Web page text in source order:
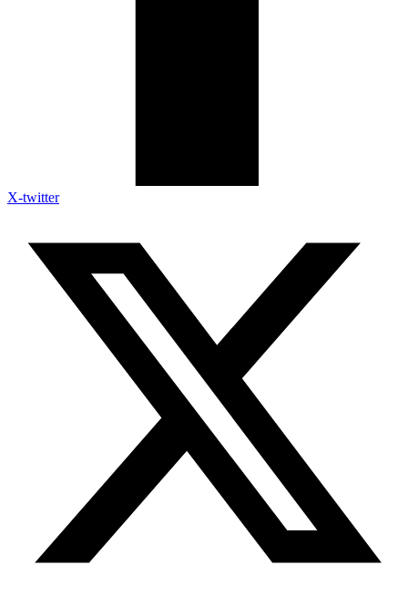
X-twitter